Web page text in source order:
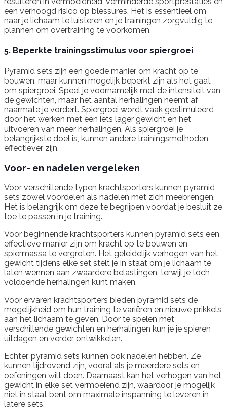
een verhoogd risico op blessures. Het is essentieel om
naar je lichaam te luisteren en je trainingen zorgvuldig te
plannen om overtraining te voorkomen.
5. Beperkte trainingsstimulus voor spiergroei
Pyramid sets zijn een goede manier om kracht op te
bouwen, maar kunnen mogelijk beperkt zijn als het gaat
om spiergroei. Speel je voornamelijk met de intensiteit van
de gewichten, maar het aantal herhalingen neemt af
naarmate je vordert. Spiergroei wordt vaak gestimuleerd
door het werken met een iets lager gewicht en het
uitvoeren van meer herhalingen. Als spiergroei je
belangrijkste doel is, kunnen andere trainingsmethoden
effectiever zijn.
Voor- en nadelen vergeleken
Voor verschillende typen krachtsporters kunnen pyramid
sets zowel voordelen als nadelen met zich meebrengen.
Het is belangrijk om deze te begrijpen voordat je besluit ze
toe te passen in je training.
Voor beginnende krachtsporters kunnen pyramid sets een
effectieve manier zijn om kracht op te bouwen en
spiermassa te vergroten. Het geleidelijk verhogen van het
gewicht tijdens elke set stelt je in staat om je lichaam te
laten wennen aan zwaardere belastingen, terwijl je toch
voldoende herhalingen kunt maken.
Voor ervaren krachtsporters bieden pyramid sets de
mogelijkheid om hun training te variëren en nieuwe prikkels
aan het lichaam te geven. Door te spelen met
verschillende gewichten en herhalingen kun je je spieren
uitdagen en verder ontwikkelen.
Echter, pyramid sets kunnen ook nadelen hebben. Ze
kunnen tijdrovend zijn, vooral als je meerdere sets en
oefeningen wilt doen. Daarnaast kan het verhogen van het
gewicht in elke set vermoeiend zijn, waardoor je mogelijk
niet in staat bent om maximale inspanning te leveren in
latere sets.